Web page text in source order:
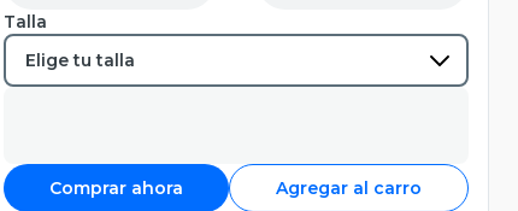
Talla
Comprar ahora Agregar al carro